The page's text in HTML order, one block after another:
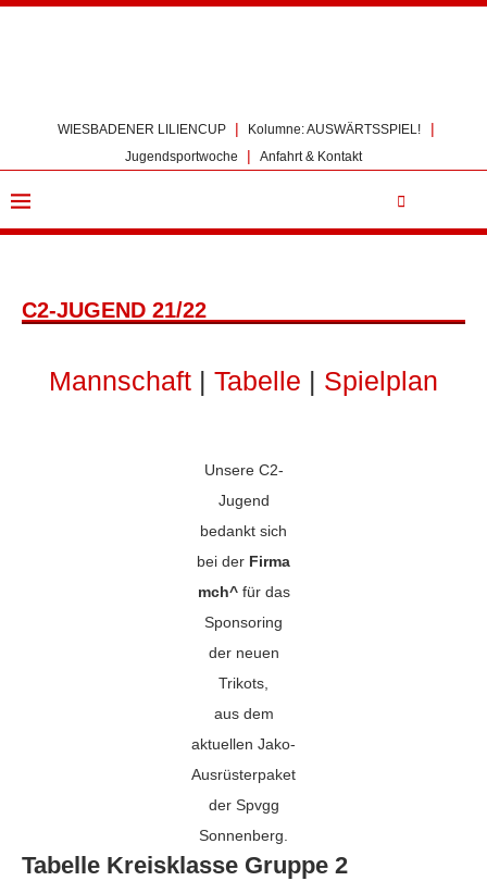
WIESBADENER LILIENCUP | Kolumne: AUSWÄRTSSPIEL! |
Jugendsportwoche | Anfahrt & Kontakt
C2-JUGEND 21/22
Mannschaft | Tabelle | Spielplan
Unsere C2-
Jugend
bedankt sich
bei der Firma
mch^für das
Sponsoring
der neuen
Trikots,
aus dem
aktuellen Jako-
Ausrüsterpaket
der Spvgg
Sonnenberg.
Tabelle Kreisklasse Gruppe 2